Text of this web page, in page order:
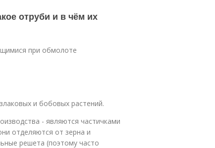
отруби и в чём их
при обмолоте
и бобовых растений.
- являются частичками
отделяются от зерна и
решета (поэтому часто